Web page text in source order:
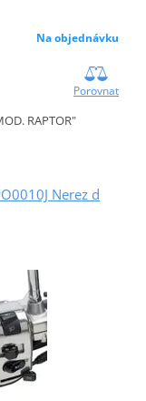
Na objednávku
Porovnat
RAPTOR"
Nerez d